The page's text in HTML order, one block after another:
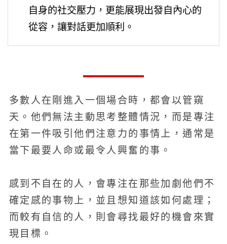
自身的社交壓力，更能展現出發自內心的
從容，讓對話更加順利。
多數人在剛進入一個場合時，都會以管窺
天。他們無法主動思考整體情況，而是專注
在第一件吸引他們注意力的事情上，通常是
當下最要人命或最令人興奮的事。
感到不自在的人，會專注在那些加劇他們不
確定感的事物上，並且想知道該如何處理；
而較有自信的人，則會尋找最好的機會來實
現目標。